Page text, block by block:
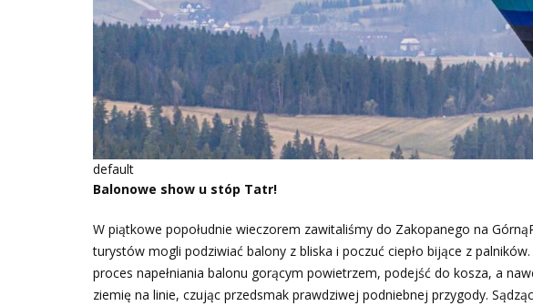
default
Balonowe show u stóp Tatr!
W piątkowe popołudnie wieczorem zawitaliśmy do Zakopanego na
turystów mogli podziwiać balony z bliska i poczuć ciepło bijące z
proces napełniania balonu gorącym powietrzem, podejść do kosza, a
ziemię na linie, czując przedsmak prawdziwej podniebnej przygody.